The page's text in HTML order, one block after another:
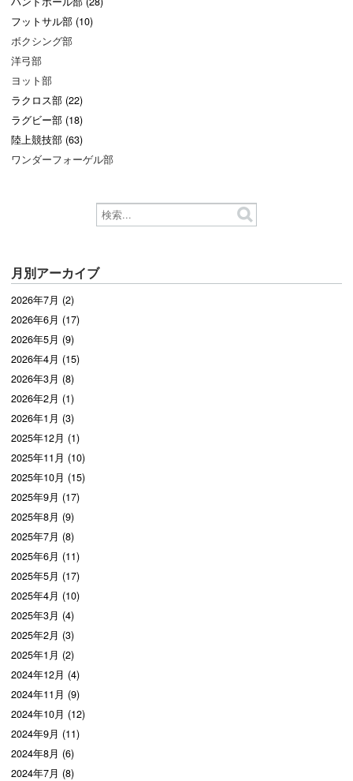
フットサル部 (10)
ボクシング部
洋弓部
ヨット部
ラクロス部 (22)
ラグビー部 (18)
陸上競技部 (63)
ワンダーフォーゲル部
月別アーカイブ
2026年7月 (2)
2026年6月 (17)
2026年5月 (9)
2026年4月 (15)
2026年3月 (8)
2026年2月 (1)
2026年1月 (3)
2025年12月 (1)
2025年11月 (10)
2025年10月 (15)
2025年9月 (17)
2025年8月 (9)
2025年7月 (8)
2025年6月 (11)
2025年5月 (17)
2025年4月 (10)
2025年3月 (4)
2025年2月 (3)
2025年1月 (2)
2024年12月 (4)
2024年11月 (9)
2024年10月 (12)
2024年9月 (11)
2024年8月 (6)
2024年7月 (8)